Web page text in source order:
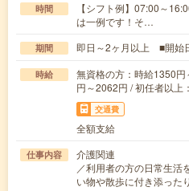
時間
【シフト例】07:00～
は一例です！そ…
期間 即日～2ヶ月以上 ■開始
時給
無資格の方：時給1350
円～2062円 / 初任者以上
交通費
全額支給
仕事内容
介護関連
／利用者の方の日常生
い物や散歩に付き添っ